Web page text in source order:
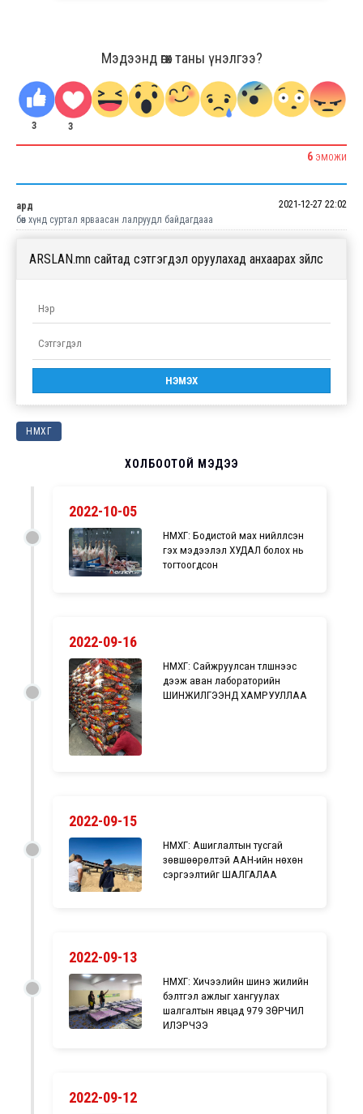
Мэдээнд өгөх таны үнэлгээ?
3 3
6 ЭМОЖИ
ард
2021-12-27 22:02
бөөн хүнд суртал ярваасан лалруудл байдагдааа
ARSLAN.mn сайтад сэтгэгдэл оруулахад анхаарах зүйлс
НМХГ
ХОЛБООТОЙ МЭДЭЭ
2022-10-05
НМХГ: Бодистой мах нийлүүлсэн
гэх мэдээлэл ХУДАЛ болох нь
тогтоогдсон
2022-09-16
НМХГ: Сайжруулсан түлшнээс
дээж аван лабораторийн
ШИНЖИЛГЭЭНД ХАМРУУЛЛАА
2022-09-15
НМХГ: Ашиглалтын тусгай
зөвшөөрөлтэй ААН-ийн нөхөн
сэргээлтийг ШАЛГАЛАА
2022-09-13
НМХГ: Хичээлийн шинэ жилийн
бэлтгэл ажлыг хангуулах
шалгалтын явцад 979 ЗӨРЧИЛ
ИЛЭРЧЭЭ
2022-09-12